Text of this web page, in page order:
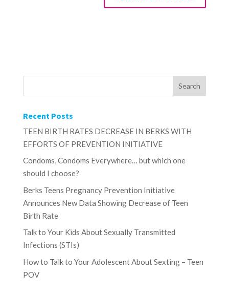
Recent Posts
TEEN BIRTH RATES DECREASE IN BERKS WITH
EFFORTS OF PREVENTION INITIATIVE
Condoms, Condoms Everywhere… but which one
should I choose?
Berks Teens Pregnancy Prevention Initiative
Announces New Data Showing Decrease of Teen
Birth Rate
Talk to Your Kids About Sexually Transmitted
Infections (STIs)
How to Talk to Your Adolescent About Sexting – Teen
POV